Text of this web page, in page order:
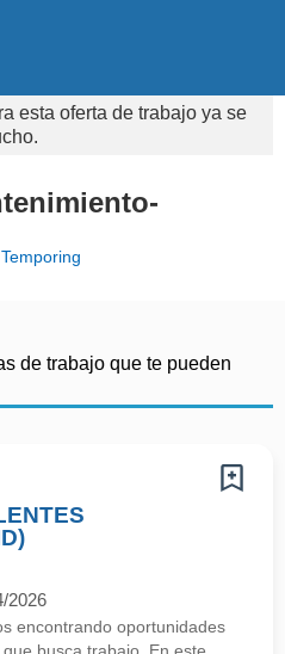
esta oferta de trabajo ya se
de trabajo que te pueden
2026
encontrando oportunidades